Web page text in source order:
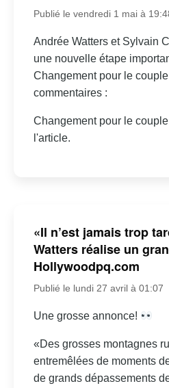
Publié le vendredi 1 mai à
Andrée Watters et Sylvain
une nouvelle étape
Changement pour le
commentaires :
Changement pour le
l'article.
«Il n’est jamais trop
Watters réalise un
Hollywoodpq.com
Publié le lundi 27 avril à 01:07
Une grosse annonce!
«Des grosses montagnes
entremêlées de moments
de grands dépassements